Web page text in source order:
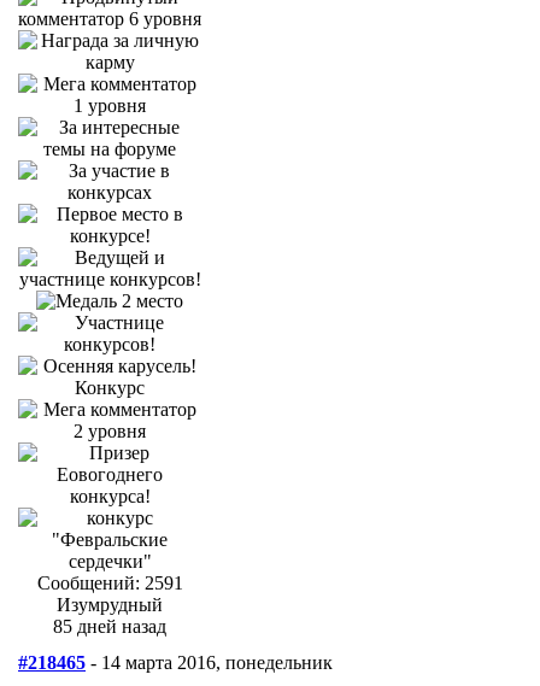
Сообщений: 2591
Изумрудный
85 дней назад
#218465 - 14 марта 2016, понедельник